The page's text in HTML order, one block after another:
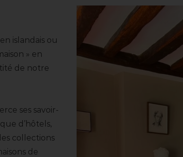
islandais ou
» en
de notre
ses savoir-
d’hôtels,
collections
de